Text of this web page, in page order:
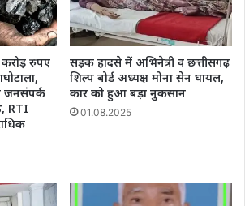
रुपए
जनसंपर्क
RTI
सड़क हादसे में अभिनेत्री व छत्तीसगढ़
शिल्प बोर्ड अध्यक्ष मोना सेन घायल,
कार को हुआ बड़ा नुकसान
01.08.2025